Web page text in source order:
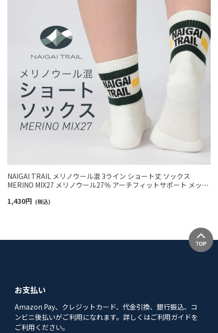
NAIGAI TRAIL メリノウール混 3ライン ショート丈 ソックス
MERINO MIX27 メリノウール27％ アーチフィットサポート メッシ
1,430円 (税込)
お支払い
Amazon Pay、クレジットカード、代金引換、銀行振込、コ
ンビニ後払いがご利用になれます。詳しくはご利用ガイドを
ご利用ください。